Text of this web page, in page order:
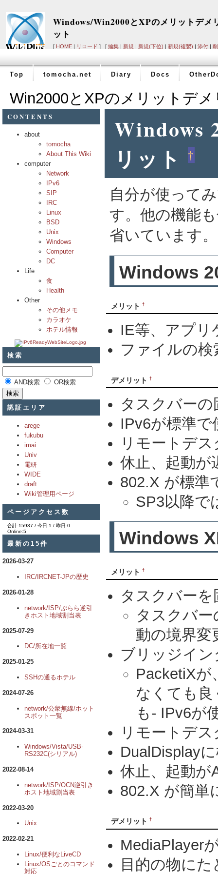
Windows/Win2000とXPのメリットデメ
ット
[ HOME | リロード ] [ 編集 | 新規 | 新規(下位) | 新規(複製) | 添付 |
Top tomocha.net Diary Docs
Win2000とXPのメリットデ
CONTENTS
about
tomocha
About This Wiki
computer
Network
IPv6
SIP
IRC
Linux
BSD
Unix
Windows
Computer
DC
Life
食
Health
Other
その他メモ
カラオケ
ホテル情報
検索
AND検索 OR検索
認証エリア
arege
fukubu
imai
Univ
電研
WIDE
draft
Wiki管理用ページ
ページアクセス数
合計:15937 / 今日:1 / 昨日:0
Online:5
最新の15件
2026-03-27
IRC/IRCNET-JPの歴史
2026-01-28
network/ISP/ぷらら逆引
きホスト地域割当表
2025-07-29
DC/所在地一覧
2025-01-25
SSHの通るホテル
2024-07-26
network/公衆無線/ホット
スポット一覧
2024-03-31
Windows/Vista/USB-
RS232C(シリアル)
2022-08-14
network/ISP/OCN逆引き
ホスト地域割当表
2022-03-20
Unix
2022-02-21
Linux/便利なLiveCD
Linux/OSごとのコマンド
対応
Windows
リット
†
自分が使って
す。他の機能
省いています。
Windows
メリット †
IE等、アプリ
ファイルの
デメリット †
タスクバー
IPv6が標準で
リモートデ
休止、起動が
802.X が標準
SP3以降で
Windows
メリット †
タスクバーを
タスクバ
動の境界変
ブリッジイ
PacketiXが
なくても
も- IPv6が
リモートデ
DualDisplay
休止、起動が
802.X が簡単
デメリット †
MediaPlayer
目的の物に